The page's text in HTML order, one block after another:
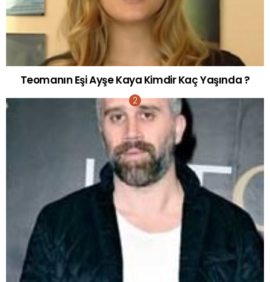
Teomanın Eşi Ayşe Kaya Kimdir Kaç Yaşında ?